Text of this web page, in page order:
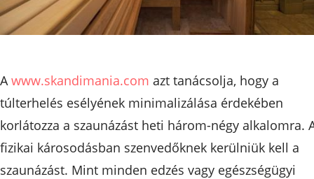
Awww.skandimania.com azt tanácsolja, hogy a
túlterhelés esélyének minimalizálása érdekében
korlátozza a szaunázást heti három-négy alkalomra.
fizikai károsodásban szenvedőknek kerülniük kell a
szaunázást. Mint minden edzés vagy egészségügyi